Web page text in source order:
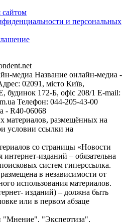
сайтом
и персональных
медиа Название онлайн-медиа -
02091, місто Київ,
172-Б, офіс 208/1 E-mail:
Телефон: 044-205-43-00
- R40-06068
материалов, размещённых на
условии ссылки на
со страницы «Новости
изданий – обязательна
систем гиперссылка.
в независимости от
использования материалов.
изданий) – должна быть
или в первом абзаце
"Мнение", "Экспертиза",